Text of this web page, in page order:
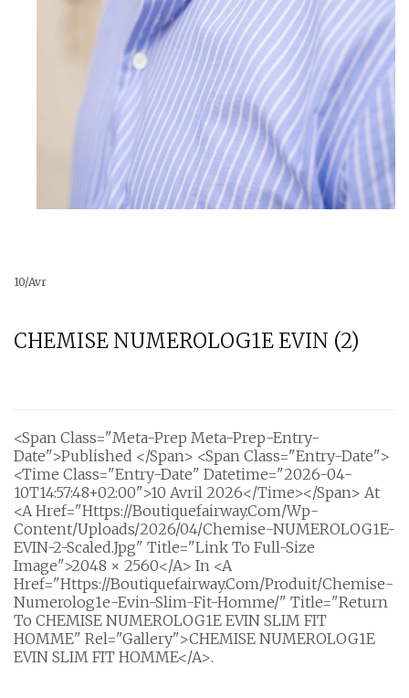
Pulls, Gilets & Vestes
Pyjamas
Blousons, Parkas, Manteaux & Doudounes
ETERNA
MARINE DE SAVOIE
MASSIMO BONI
PIIZONE
PIPOLAKI
SAINT JAMES
10/Avr
CHEMISE NUMEROLOG1E EVIN (2)
<span Class="meta-Prep Meta-Prep-Entry-
Date">Published </span> <span Class="entry-Date">
<time Class="entry-Date" Datetime="2026-04-
10T14:57:48+02:00">10 Avril 2026</time></span> At
<a Href="https://boutiquefairway.com/wp-
Content/uploads/2026/04/Chemise-NUMEROLOG1E-
EVIN-2-Scaled.jpg" Title="Link To Full-Size
Image">2048 × 2560</a> In <a
Href="https://boutiquefairway.com/produit/chemise-
Numerolog1e-Evin-Slim-Fit-Homme/" Title="Return
To CHEMISE NUMEROLOG1E EVIN SLIM FIT
HOMME" Rel="gallery">CHEMISE NUMEROLOG1E
EVIN SLIM FIT HOMME</a>.